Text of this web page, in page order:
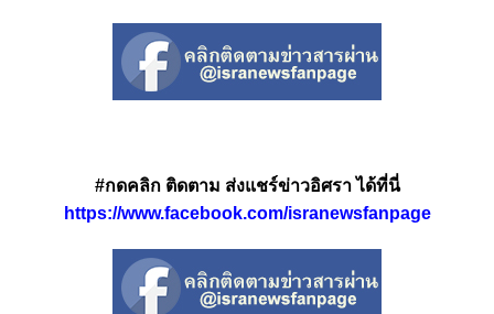
#กดคลิก ติดตาม ส่งแชร์ข่าวอิศรา ได้ที่นี่
https://www.facebook.com/isranewsfanpage